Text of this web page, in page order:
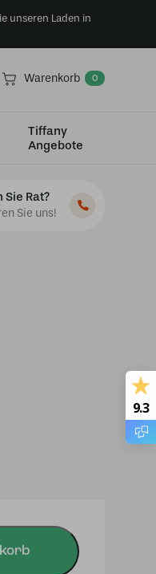
unseren Laden in
Warenkorb 0
Tiffany
Angebote
Sie Rat?
Sie uns!
9.3